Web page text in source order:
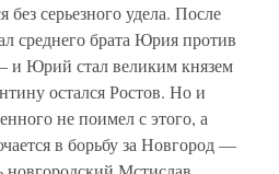
без серьезного удела. После
среднего брата Юрия против
и Юрий стал великим князем
остался Ростов. Но и
не поимел с этого, а
в борьбу за Новгород —